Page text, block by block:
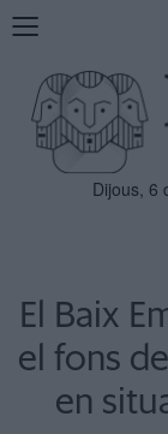
Mostra
navegació
Dijous, 6
El Baix
el fons
en